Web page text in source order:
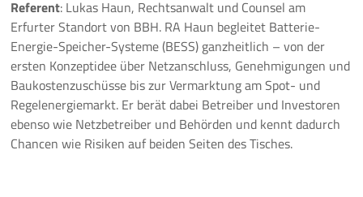
Aktuelles
Mehr
Referent: Lukas Haun, Rechtsanwalt und Counsel am
Erfurter Standort von BBH. RA Haun begleitet Batterie-
Energie-Speicher-Systeme (BESS) ganzheitlich – von der
ersten Konzeptidee über Netzanschluss, Genehmigungen und
Baukostenzuschüsse bis zur Vermarktung am Spot- und
Regelenergiemarkt. Er berät dabei Betreiber und Investoren
ebenso wie Netzbetreiber und Behörden und kennt dadurch
Chancen wie Risiken auf beiden Seiten des Tisches.